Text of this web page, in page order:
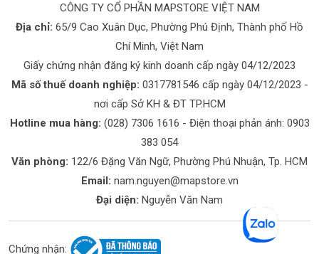
CÔNG TY CỔ PHẦN MAPSTORE VIỆT NAM
Địa chỉ: 65/9 Cao Xuân Dục, Phường Phú Định, Thành phố Hồ
Chí Minh, Việt Nam
Giấy chứng nhận đăng ký kinh doanh cấp ngày 04/12/2023
Mã số thuế doanh nghiệp: 0317781546 cấp ngày 04/12/2023 -
nơi cấp Sở KH & ĐT TP.HCM
Hotline mua hàng: (028) 7306 1616 - Điện thoại phản ánh: 0903
383 054
Văn phòng: 122/6 Đặng Văn Ngữ, Phường Phú Nhuận, Tp. HCM
Email: nam.nguyen@mapstore.vn
Đại diện: Nguyễn Văn Nam
Chứng nhận: